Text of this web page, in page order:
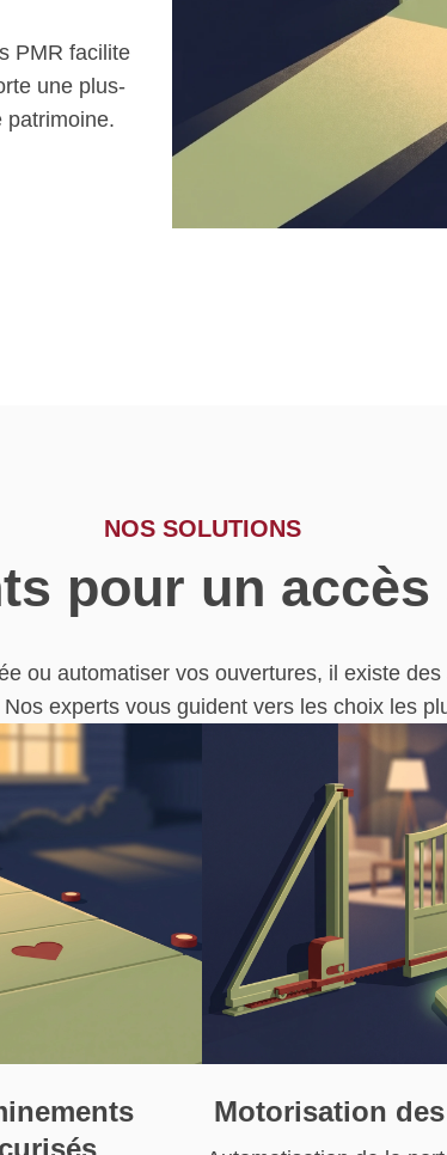
PMR facilite
une plus-
patrimoine.
NOS SOLUTIONS
pour un
ou automatiser vos ouvertures, il existe
experts vous guident vers les choix les
Motorisation